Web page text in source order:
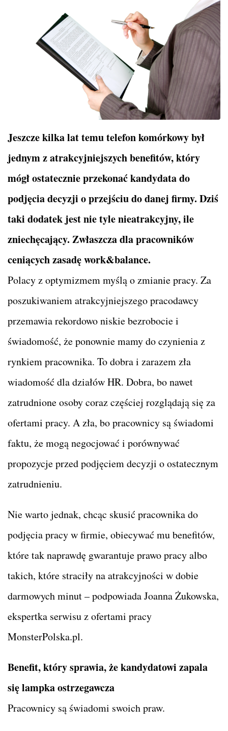
Jeszcze kilka lat temu telefon komórkowy był
jednym z atrakcyjniejszych benefitów, który
mógł ostatecznie przekonać kandydata do
podjęcia decyzji o przejściu do danej firmy. Dziś
taki dodatek jest nie tyle nieatrakcyjny, ile
zniechęcający. Zwłaszcza dla pracowników
ceniących zasadę work&balance.
Polacy z optymizmem myślą o zmianie pracy. Za
poszukiwaniem atrakcyjniejszego pracodawcy
przemawia rekordowo niskie bezrobocie i
świadomość, że ponownie mamy do czynienia z
rynkiem pracownika. To dobra i zarazem zła
wiadomość dla działów HR. Dobra, bo nawet
zatrudnione osoby coraz częściej rozglądają się za
ofertami pracy. A zła, bo pracownicy są świadomi
faktu, że mogą negocjować i porównywać
propozycje przed podjęciem decyzji o ostatecznym
zatrudnieniu.
Nie warto jednak, chcąc skusić pracownika do
podjęcia pracy w firmie, obiecywać mu benefitów,
które tak naprawdę gwarantuje prawo pracy albo
takich, które straciły na atrakcyjności w dobie
darmowych minut – podpowiada Joanna Żukowska,
ekspertka serwisu z ofertami pracy
MonsterPolska.pl.
Benefit, który sprawia, że kandydatowi zapala
się lampka ostrzegawcza
Pracownicy są świadomi swoich praw.